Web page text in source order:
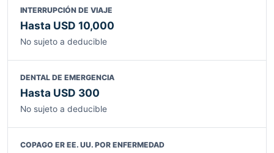
INTERRUPCIÓN DE VIAJE
Hasta USD 10,000
No sujeto a deducible
DENTAL DE EMERGENCIA
Hasta USD 300
No sujeto a deducible
COPAGO ER EE. UU. POR ENFERMEDAD